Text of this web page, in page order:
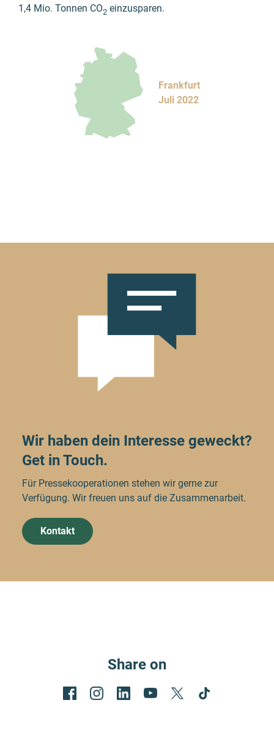
1,4 Mio. Tonnen CO2 einzusparen.
Frankfurt
Juli 2022
Wir haben dein Interesse geweckt?
Get in Touch.
Für Pressekooperationen stehen wir gerne zur
Verfügung. Wir freuen uns auf die Zusammenarbeit.
Kontakt
Share on